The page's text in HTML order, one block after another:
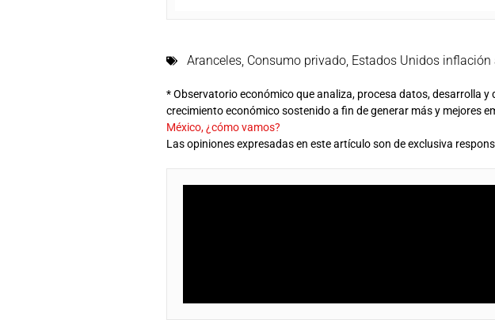
Aranceles, Consumo privado, Estados Unidos
* Observatorio económico que analiza, procesa datos, desarrolla
crecimiento económico sostenido a fin de generar más y mejores
México, ¿cómo vamos?
Las opiniones expresadas en este artículo son de exclusiva